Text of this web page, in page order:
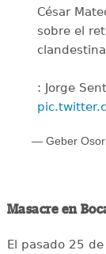
César
sobre el
: Jorge
— Geber
Masacre en
El pasado 25